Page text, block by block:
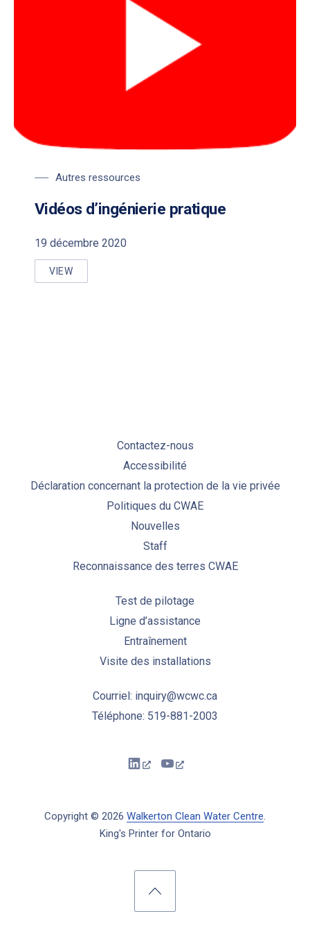
Autres ressources
Vidéos d’ingénierie pratique
19 décembre 2020
VIEW
VIDÉOS D’INGÉNIERIE PRATIQUE
Contactez-nous
Accessibilité
Déclaration concernant la protection de la vie privée
Politiques du CWAE
Nouvelles
Staff
Reconnaissance des terres CWAE
Test de pilotage
Ligne d’assistance
Entraînement
Visite des installations
Courriel: inquiry@wcwc.ca
Téléphone: 519-881-2003
Copyright © 2026 Walkerton Clean Water Centre.
King's Printer for Ontario
New WindowNew Window